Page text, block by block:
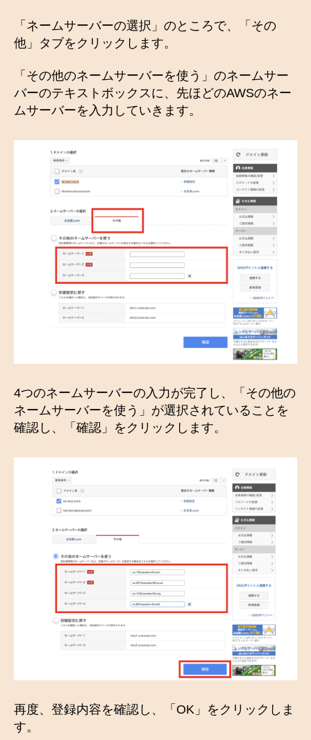
「ネームサーバーの選択」のところで、「その
他」タブをクリックします。
「その他のネームサーバーを使う」のネームサー
バーのテキストボックスに、先ほどのAWSのネー
ムサーバーを入力していきます。
4つのネームサーバーの入力が完了し、「その他の
ネームサーバーを使う」が選択されていることを
確認し、「確認」をクリックします。
再度、登録内容を確認し、「OK」をクリックしま
す。